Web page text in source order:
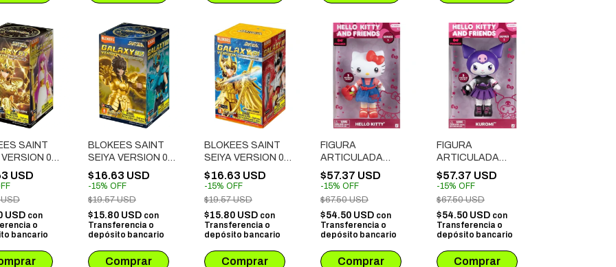
SAINT
03:
SORPRESA)
USD
USD con
o
bancario
BLOKEES SAINT
SEIYA VERSION 02:
THE LEGACY OF
THE GOLD SAINTS
(CAJA SORPRESA)
$16.63 USD
-15% OFF
$19.57 USD
$15.80 USD con
Transferencia o
depósito bancario
BLOKEES SAINT
SEIYA VERSION 01:
THE LEGACY OF
SAGITARIUS (CAJA
SORPRESA)
$16.63 USD
-15% OFF
$19.57 USD
$15.80 USD con
Transferencia o
depósito bancario
FIGURA
ARTICULADA
HELLO KITTY &
FRIENDS - KITTY
$57.37 USD
-15% OFF
$67.50 USD
$54.50 USD con
Transferencia o
depósito bancario
FIGURA
ARTICULADA
HELLO KITTY &
FRIENDS - KUROMI
$57.37 USD
-15% OFF
$67.50 USD
$54.50 USD con
Transferencia o
depósito bancario